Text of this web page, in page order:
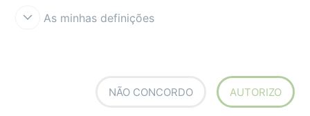
As minhas definições
NÃO CONCORDO AUTORIZO